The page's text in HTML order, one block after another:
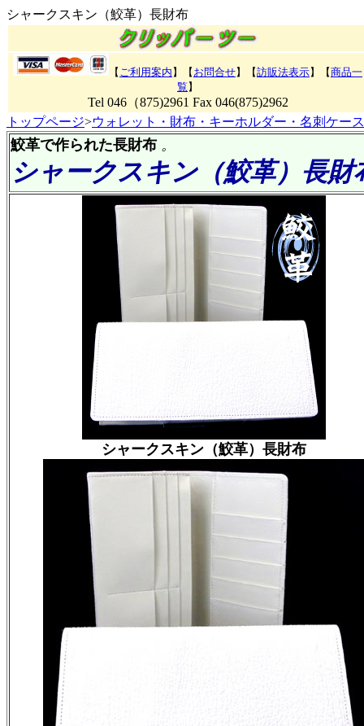
シャークスキン（鮫革）長財布
【 ご利用案内 】【 お問合せ】【訪販法表示】 【商品一
覧 】
Tel 046（875)2961 Fax 046(875)2962
トップページ>ウォレット・財布・キーホルダー・名刺ケース
鮫革で作られた長財布 。
シャークスキン（鮫革）長財
シャークスキン（鮫革）長財布